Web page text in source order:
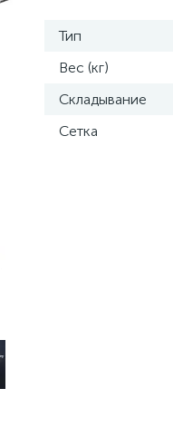
Тип
Вес (кг)
Складывание
Сетка